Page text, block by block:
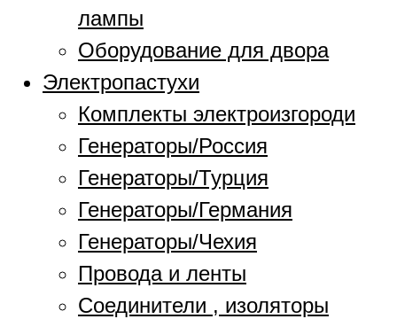
лампы
Оборудование для двора
Электропастухи
Комплекты электроизгороди
Генераторы/Россия
Генераторы/Турция
Генераторы/Германия
Генераторы/Чехия
Провода и ленты
Соединители , изоляторы